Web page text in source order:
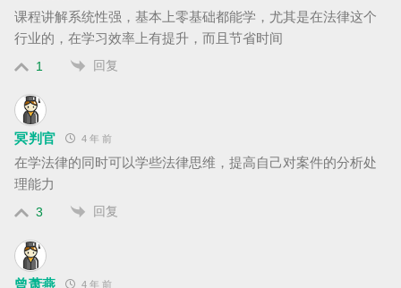
课程讲解系统性强，基本上零基础都能学，尤其是在法律这个
行业的，在学习效率上有提升，而且节省时间
1 回复
冥判官 4 年 前
在学法律的同时可以学些法律思维，提高自己对案件的分析处
理能力
3 回复
曾萧燕 4 年 前